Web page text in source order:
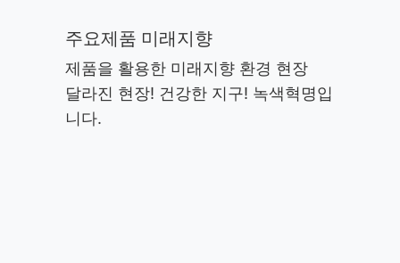
주요제품 미래지향
제품을 활용한 미래지향 환경 현장
달라진 현장! 건강한 지구! 녹색혁명입
니다.